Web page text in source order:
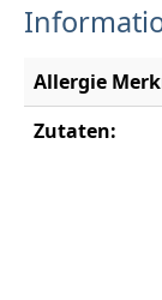
Allergie
Zutaten: